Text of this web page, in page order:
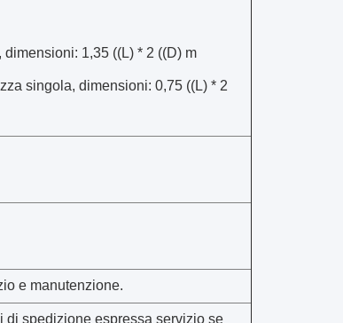
1,35 ((L) * 2 ((D) m
singola, dimensioni: 0,75 ((L) * 2
e manutenzione.
di spedizione espressa servizio se